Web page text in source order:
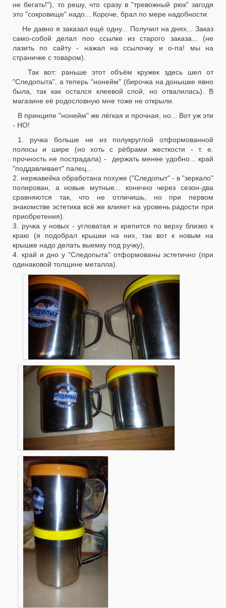
не бегать!"), то решу, что сразу в "тревожный рюк" загодя
это "сокровище" надо... Короче, брал по мере надобности.
Не давно я заказал ещё одну... Получил на днях... Заказ
само-собой делал поо ссылке из старого заказа... (не
лазить по сайту - нажал на ссылочку и о-па! мы на
страничке с товаром).
Так вот: раньше этот объём кружек здесь шел от
"Следопыта", а теперь "нонейм" (бирочка на донышке явно
была, так как остался клеевой слой, но отвалилась). В
магазине её родословную мне тоже не открыли.
В принципе "нонейм" же лёгкая и прочная, но... Вот уж эти
- НО!
1. ручка больше не из полукруглой отформованной
полосы и шире (но хоть с рёбрами жесткости - т. е.
прочность не пострадала) - держать менее удобно... край
"поддавливает" палец...
2. нержавейка обработана похуже ("Следопыт" - в "зеркало"
полирован, а новые мутные... конечно через сезон-два
сравняются так, что не отличишь, но при первом
знакомстве эстетика всё же влияет на уровень радости при
приобретения).
3. ручка у новых - угловатая и крепится по верху близко к
краю (я подобрал крышки на них, так вот к новым на
крышке надо делать выемку под ручку),
4. край и дно у "Следопыта" отформованы эстетично (при
одинаковой толщине металла).